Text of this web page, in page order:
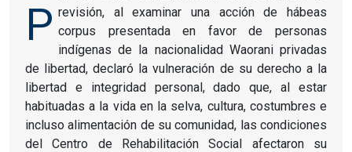
P revisión, al examinar una acción de hábeas
corpus presentada en favor de personas
indígenas de la nacionalidad Waorani privadas
de libertad, declaró la vulneración de su derecho a la
libertad e integridad personal, dado que, al estar
habituadas a la vida en la selva, cultura, costumbres e
incluso alimentación de su comunidad, las condiciones
del Centro de Rehabilitación Social afectaron su